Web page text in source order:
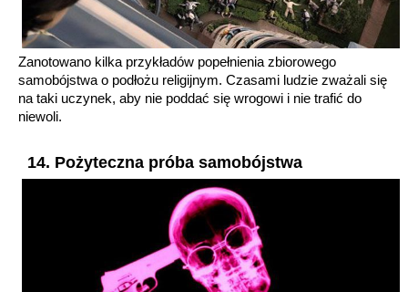
Zanotowano kilka przykładów popełnienia zbiorowego
samobójstwa o podłożu religijnym. Czasami ludzie zważali się
na taki uczynek, aby nie poddać się wrogowi i nie trafić do
niewoli.
14. Pożyteczna próba samobójstwa